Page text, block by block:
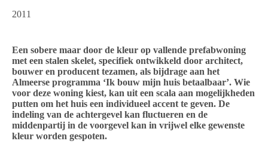
2011
Een sobere maar door de kleur op vallende prefabwoning
met een stalen skelet, specifiek ontwikkeld door architect,
bouwer en producent tezamen, als bijdrage aan het
Almeerse programma ‘Ik bouw mijn huis betaalbaar’. Wie
voor deze woning kiest, kan uit een scala aan mogelijkheden
putten om het huis een individueel accent te geven. De
indeling van de achtergevel kan fluctueren en de
middenpartij in de voorgevel kan in vrijwel elke gewenste
kleur worden gespoten.